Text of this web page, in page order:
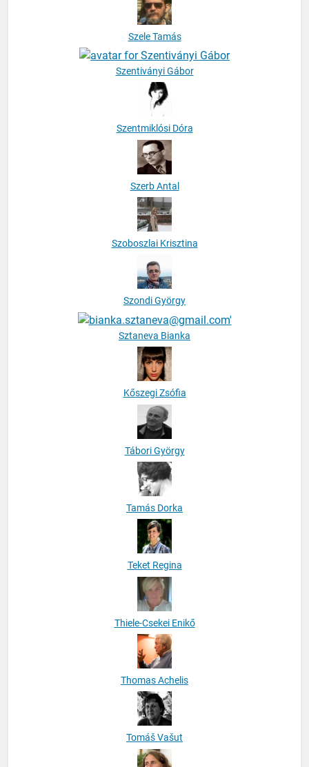
Szele Tamás
Szentiványi Gábor
Szentmiklósi Dóra
Szerb Antal
Szoboszlai Krisztina
Szondi György
Sztaneva Bianka
Kőszegi Zsófia
Tábori György
Tamás Dorka
Teket Regina
Thiele-Csekei Enikő
Thomas Achelis
Tomáš Vašut